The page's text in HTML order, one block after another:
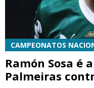
CAMPEONATOS
Ramón Sosa é
Palmeiras